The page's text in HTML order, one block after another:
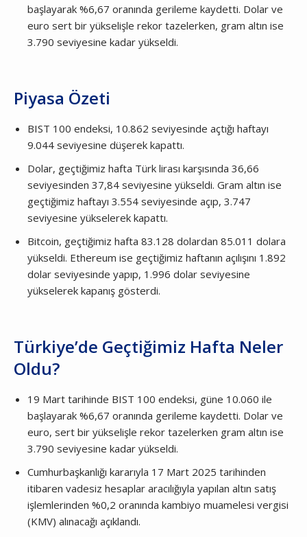
başlayarak %6,67 oranında gerileme kaydetti. Dolar ve
euro sert bir yükselişle rekor tazelerken, gram altın ise
3.790 seviyesine kadar yükseldi.
Piyasa Özeti
BIST 100 endeksi, 10.862 seviyesinde açtığı haftayı
9.044 seviyesine düşerek kapattı.
Dolar, geçtiğimiz hafta Türk lirası karşısında 36,66
seviyesinden 37,84 seviyesine yükseldi. Gram altın ise
geçtiğimiz haftayı 3.554 seviyesinde açıp, 3.747
seviyesine yükselerek kapattı.
Bitcoin, geçtiğimiz hafta 83.128 dolardan 85.011 dolara
yükseldi. Ethereum ise geçtiğimiz haftanın açılışını 1.892
dolar seviyesinde yapıp, 1.996 dolar seviyesine
yükselerek kapanış gösterdi.
Türkiye’de Geçtiğimiz Hafta Neler
Oldu?
19 Mart tarihinde BIST 100 endeksi, güne 10.060 ile
başlayarak %6,67 oranında gerileme kaydetti. Dolar ve
euro, sert bir yükselişle rekor tazelerken gram altın ise
3.790 seviyesine kadar yükseldi.
Cumhurbaşkanlığı kararıyla 17 Mart 2025 tarihinden
itibaren vadesiz hesaplar aracılığıyla yapılan altın satış
işlemlerinden %0,2 oranında kambiyo muamelesi vergisi
(KMV) alınacağı açıklandı.